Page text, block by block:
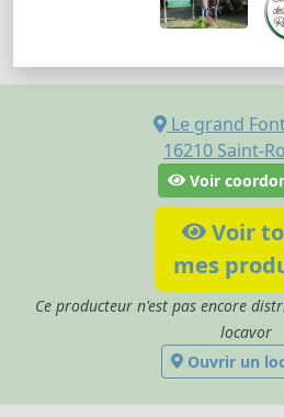
Le grand
16210 Saint-
Voir
Voir
mes
Ce producteur n'est pas encore
locavor
Ouvrir un